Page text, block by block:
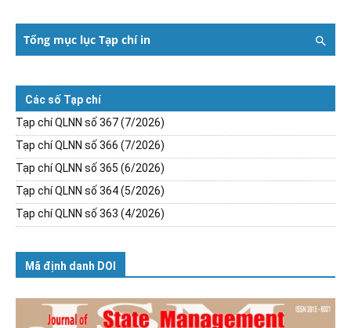
Tổng mục lục Tạp chí in
Các số Tạp chí
Tạp chí QLNN số 367 (7/2026)
Tạp chí QLNN số 366 (7/2026)
Tạp chí QLNN số 365 (6/2026)
Tạp chí QLNN số 364 (5/2026)
Tạp chí QLNN số 363 (4/2026)
Mã định danh DOI